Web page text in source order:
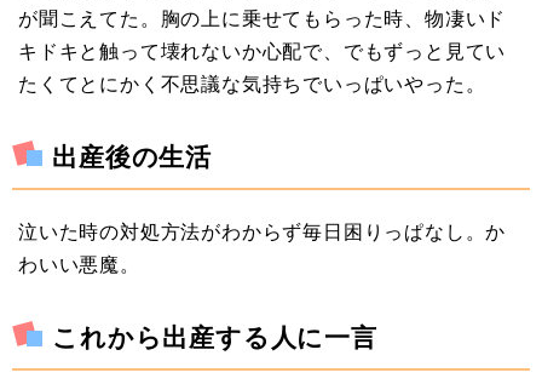
が聞こえてた。胸の上に乗せてもらった時、物凄いド
キドキと触って壊れないか心配で、でもずっと見てい
たくてとにかく不思議な気持ちでいっぱいやった。
出産後の生活
泣いた時の対処方法がわからず毎日困りっぱなし。か
わいい悪魔。
これから出産する人に一言